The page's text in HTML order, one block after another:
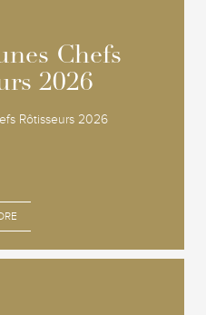
Chefs
2026
Rôtisseurs 2026
Chefs
2026